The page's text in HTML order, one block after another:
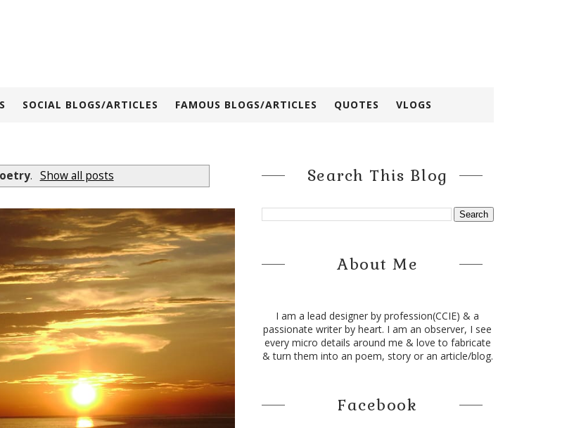
SOCIAL BLOGS/ARTICLES FAMOUS BLOGS/ARTICLES QUOTES VLOGS
. Show all posts Search This Blog
About Me
I am a lead designer by profession(CCIE) & a
passionate writer by heart. I am an observer, I see
every micro details around me & love to fabricate
& turn them into an poem, story or an article/blog.
Facebook